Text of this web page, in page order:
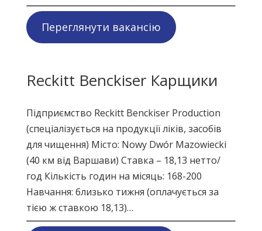
Переглянути вакансію
Reckitt Benckiser Карщики
Підприємство Reckitt Benckiser Production
(спеціалізується на продукції ліків, засобів
для чищення) Місто: Nowy Dwór Mazowiecki
(40 км від Варшави) Ставка – 18,13 нетто/
год Кількість годин на місяць: 168-200
Навчання: близько тижня (оплачується за
тією ж ставкою 18,13)…